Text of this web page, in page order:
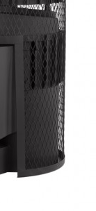
нашего из любого
товара
Заказ будет
наш сотрудник
заказа
далее
в указанный
с вами для
способ
удобный вам